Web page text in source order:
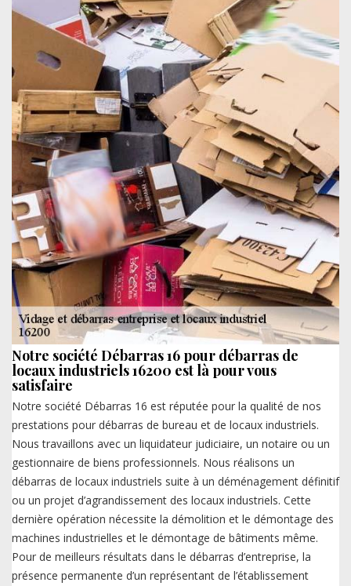
Notre société Débarras 16 pour débarras de
locaux industriels 16200 est là pour vous
satisfaire
Notre société Débarras 16 est réputée pour la qualité de nos
prestations pour débarras de bureau et de locaux industriels.
Nous travaillons avec un liquidateur judiciaire, un notaire ou un
gestionnaire de biens professionnels. Nous réalisons un
débarras de locaux industriels suite à un déménagement définitif
ou un projet d’agrandissement des locaux industriels. Cette
dernière opération nécessite la démolition et le démontage des
machines industrielles et le démontage de bâtiments même.
Pour de meilleurs résultats dans le débarras d’entreprise, la
présence permanente d’un représentant de l’établissement